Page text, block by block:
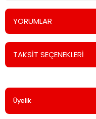
YORUMLAR
Bu ürüne
TAKSİT SEÇENEKLERİ
Üyelik